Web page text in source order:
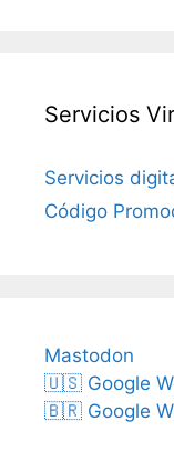
Servicios
Servicios
Código
Mastodon
🇺🇸 Google
🇧🇷 Google